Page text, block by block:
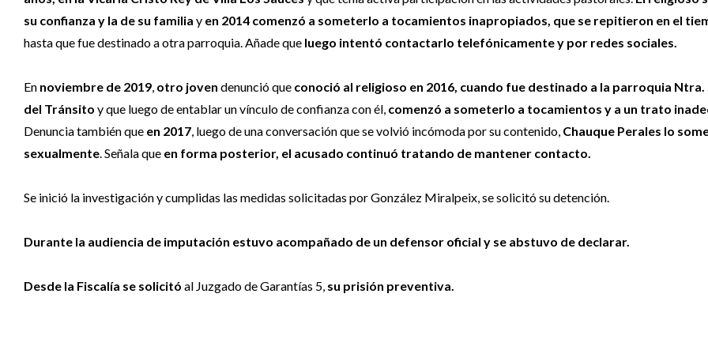
su confianza y la de su familia y en 2014 comenzó a someterlo a tocamientos inapropiados, que se repitieron en el
hasta que fue destinado a otra parroquia. Añade que luego intentó contactarlo telefónicamente y por redes sociales.
En noviembre de 2019 otro joven denunció que conoció al religioso en 2016, cuando fue destinado a la parroquia Ntra.
del Tránsito y que luego de entablar un vínculo de confianza con él, comenzó a someterlo a tocamientos y a un trato
Denuncia también que en 2017 , luego de una conversación que se volvió incómoda por su contenido, Chauque Perales lo
sexualmente . Señala que en forma posterior, el acusado continuó tratando de mantener contacto.
Se inició la investigación y cumplidas las medidas solicitadas por González Miralpeix, se solicitó su detención.
Durante la audiencia de imputación estuvo acompañado de un defensor oficial y se abstuvo de declarar.
Desde la Fiscalía se solicitó al Juzgado de Garantías 5, su prisión preventiva.